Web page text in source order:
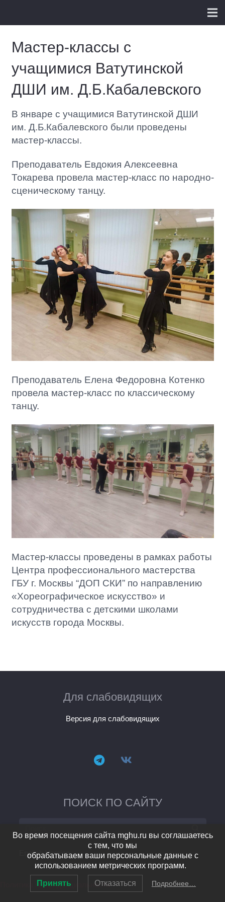
Мастер-классы с
учащимися Ватутинской
ДШИ им. Д.Б.Кабалевского
В январе с учащимися Ватутинской ДШИ
им. Д.Б.Кабалевского были проведены
мастер-классы.
Преподаватель Евдокия Алексеевна
Токарева провела мастер-класс по народно-
сценическому танцу.
Преподаватель Елена Федоровна Котенко
провела мастер-класс по классическому
танцу.
Мастер-классы проведены в рамках работы
Центра профессионального мастерства
ГБУ г. Москвы “ДОП СКИ” по направлению
«Хореографическое искусство» и
сотрудничества с детскими школами
искусств города Москвы.
Для слабовидящих
Версия для слабовидящих
ПОИСК ПО САЙТУ
English Version
Политика конфиденциальности
Во время посещения сайта mghu.ru вы соглашаетесь
с тем, что мы
обрабатываем ваши персональные данные с
использованием метрических программ.
Принять Отказаться Подробнее…